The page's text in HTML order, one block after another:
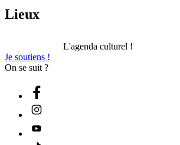
Lieux
L'agenda culturel !
Je soutiens !
On se suit ?